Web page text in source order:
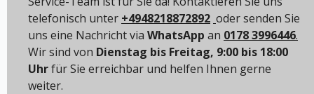
telefonisch unter +4948218872892 oder senden Sie
uns eine Nachricht via WhatsApp an 0178 3996446.
Wir sind von Dienstag bis Freitag, 9:00 bis 18:00
Uhrfür Sie erreichbar und helfen Ihnen gerne
weiter.